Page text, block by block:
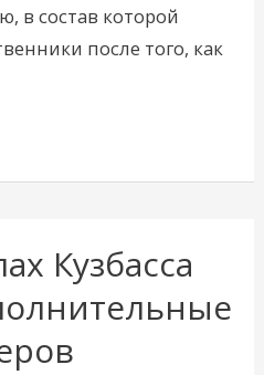
в состав которой
после того, как
Кузбасса